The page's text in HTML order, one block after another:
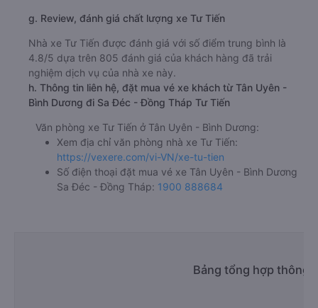
g. Review, đánh giá chất lượng xe Tư Tiến
Nhà xe Tư Tiến được đánh giá với số điểm trung bình là
4.8/5 dựa trên 805 đánh giá của khách hàng đã trải
nghiệm dịch vụ của nhà xe này.
h. Thông tin liên hệ, đặt mua vé xe khách từ Tân Uyên -
Bình Dương đi Sa Đéc - Đồng Tháp Tư Tiến
Văn phòng xe Tư Tiến ở Tân Uyên - Bình Dương:
Xem địa chỉ văn phòng nhà xe Tư Tiến:
https://vexere.com/vi-VN/xe-tu-tien
Số điện thoại đặt mua vé xe Tân Uyên - Bình Dương
Sa Đéc - Đồng Tháp: 1900 888684
Bảng tổng hợp thông